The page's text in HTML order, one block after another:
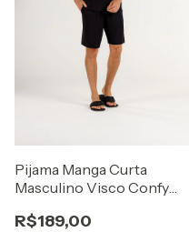
Pijama Manga Curta
Masculino Visco Confy
R$189,00